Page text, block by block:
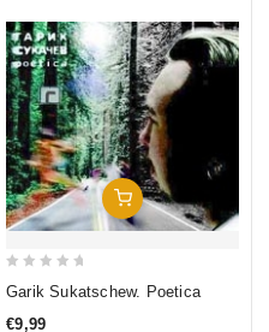
In Den Warenkorb
of
Garik Sukatschew. Poetica
€9,99